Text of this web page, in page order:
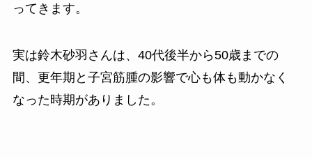
ってきます。
実は鈴木砂羽さんは、40代後半から50歳までの
間、更年期と子宮筋腫の影響で心も体も動かなく
なった時期がありました。